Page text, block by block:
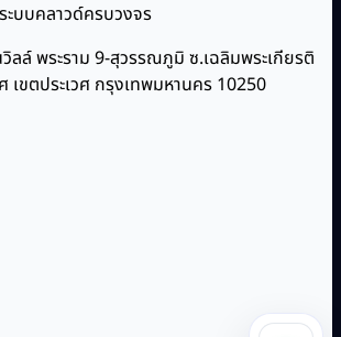
ะบบคลาวด์ครบวงจร
ล์ พระราม 9-สุวรรณภูมิ ซ.เฉลิมพระเกียรติ
เขตประเวศ กรุงเทพมหานคร 10250